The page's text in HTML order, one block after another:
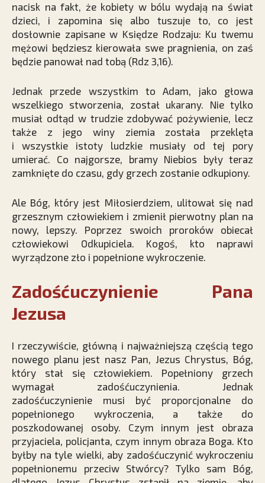
nacisk na fakt, że kobiety w bólu wydają na świat
dzieci, i zapomina się albo tuszuje to, co jest
dosłownie zapisane w Księdze Rodzaju: Ku twemu
mężowi będziesz kierowała swe pragnienia, on zaś
będzie panował nad tobą (Rdz 3,16).
Jednak przede wszystkim to Adam, jako głowa
wszelkiego stworzenia, został ukarany. Nie tylko
musiał odtąd w trudzie zdobywać pożywienie, lecz
także z jego winy ziemia została przeklęta
i wszystkie istoty ludzkie musiały od tej pory
umierać. Co najgorsze, bramy Niebios były teraz
zamknięte do czasu, gdy grzech zostanie odkupiony.
Ale Bóg, który jest Miłosierdziem, ulitował się nad
grzesznym człowiekiem i zmienił pierwotny plan na
nowy, lepszy. Poprzez swoich proroków obiecał
człowiekowi Odkupiciela. Kogoś, kto naprawi
wyrządzone zło i popełnione wykroczenie.
Zadośćuczynienie Pana
Jezusa
I rzeczywiście, główną i najważniejszą częścią tego
nowego planu jest nasz Pan, Jezus Chrystus, Bóg,
który stał się człowiekiem. Popełniony grzech
wymagał zadośćuczynienia. Jednak
zadośćuczynienie musi być proporcjonalne do
popełnionego wykroczenia, a także do
poszkodowanej osoby. Czym innym jest obraza
przyjaciela, policjanta, czym innym obraza Boga. Kto
byłby na tyle wielki, aby zadośćuczynić wykroczeniu
popełnionemu przeciw Stwórcy? Tylko sam Bóg,